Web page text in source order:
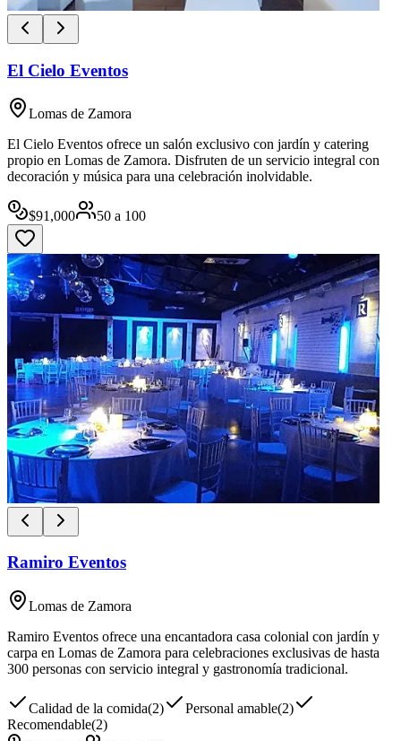
El Cielo Eventos
Lomas de Zamora
El Cielo Eventos ofrece un salón exclusivo con jardín y catering
propio en Lomas de Zamora. Disfruten de un servicio integral con
decoración y música para una celebración inolvidable.
$91,000 50 a 100
Ramiro Eventos
Lomas de Zamora
Ramiro Eventos ofrece una encantadora casa colonial con jardín y
carpa en Lomas de Zamora para celebraciones exclusivas de hasta
300 personas con servicio integral y gastronomía tradicional.
Calidad de la comida(2) Personal amable(2)
Recomendable(2)